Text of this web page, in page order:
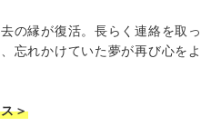
の縁が復活。長らく連絡を取っ
忘れかけていた夢が再び心をよ
＞